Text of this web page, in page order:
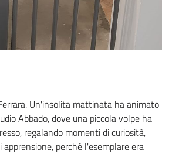
Un'insolita mattinata ha animato
Abbado, dove una piccola volpe ha
regalando momenti di curiosità,
perché l'esemplare era